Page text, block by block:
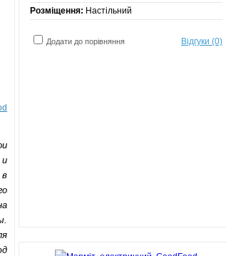
Розміщення: Настільний
Додати до порівняння Відгуки (0)